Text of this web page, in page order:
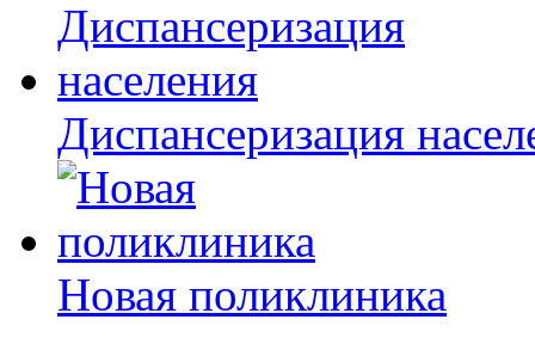
Диспансеризация
Новая поликлиника